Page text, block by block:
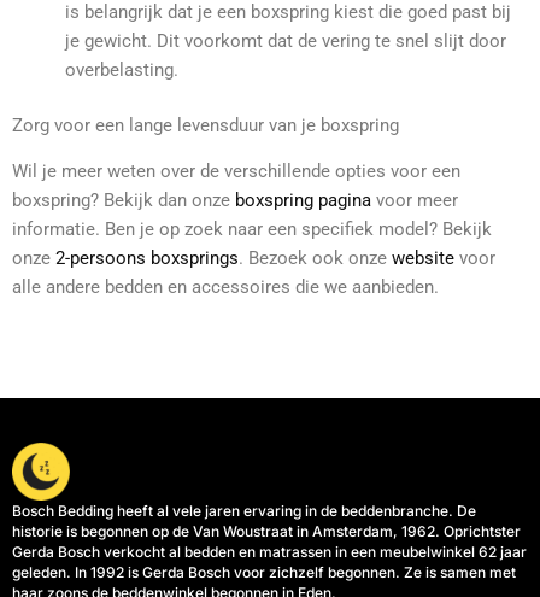
is belangrijk dat je een boxspring kiest die goed past bij
je gewicht. Dit voorkomt dat de vering te snel slijt door
overbelasting.
Zorg voor een lange levensduur van je boxspring
Wil je meer weten over de verschillende opties voor een
boxspring? Bekijk dan onze boxspring pagina voor meer
informatie. Ben je op zoek naar een specifiek model? Bekijk
onze 2-persoons boxsprings. Bezoek ook onze website voor
alle andere bedden en accessoires die we aanbieden.
Bosch Bedding heeft al vele jaren ervaring in de beddenbranche. De
historie is begonnen op de Van Woustraat in Amsterdam, 1962. Oprichtster
Gerda Bosch verkocht al bedden en matrassen in een meubelwinkel 62 jaar
geleden. In 1992 is Gerda Bosch voor zichzelf begonnen. Ze is samen met
haar zoons de beddenwinkel begonnen in Eden.